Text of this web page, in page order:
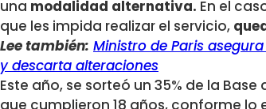
una modalidad alternativa. En el
que les impida realizar el servicio,
Lee también: Ministro de Paris
y descarta alteraciones
Este año, se sorteó un 35% de la
que cumplieron 18 años, conforme lo